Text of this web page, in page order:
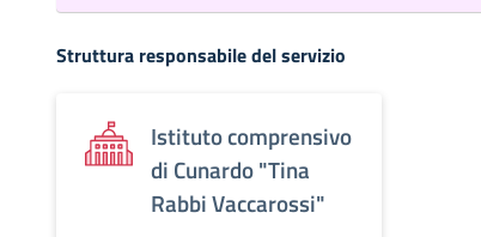
Struttura responsabile del servizio
Istituto comprensivo
di Cunardo "Tina
Rabbi Vaccarossi"